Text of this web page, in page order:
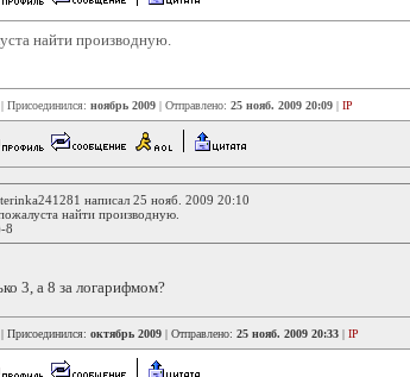
найти производную.
| Присоединился: ноябрь 2009 | Отправлено: 25 нояб. 2009 20:09 | IP
написал 25 нояб. 2009 20:10
найти производную.
8
3, а 8 за логарифмом?
| Присоединился: октябрь 2009 | Отправлено: 25 нояб. 2009 20:33 | IP